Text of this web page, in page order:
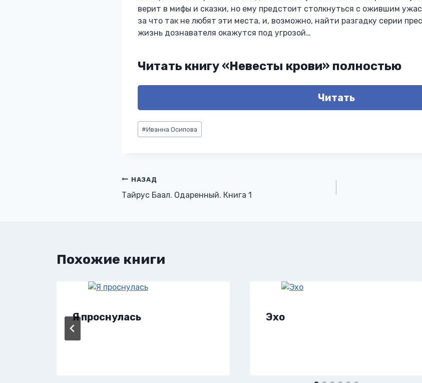
верит в мифы и сказки, но ему предстоит столкнуться с ожившим
за что так не любят эти места, и, возможно, найти разгадку серии
жизнь дознавателя окажутся под угрозой…
Читать книгу «Невесты крови» полностью
Читать
Метки
записи:
#Иванна Осипова
Навигация
по
НАЗАД
Тайрус Баал. Одаренный. Книга 1
Похожие книги
Я проснулась
Эхо